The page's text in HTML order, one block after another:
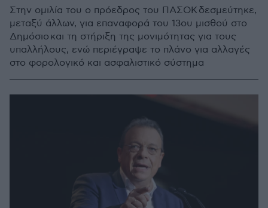
Στην ομιλία του ο πρόεδρος του ΠΑΣΟΚ δεσμεύτηκε,
μεταξύ άλλων, για επαναφορά του 13ου μισθού στο
Δημόσιο και τη στήριξη της μονιμότητας για τους
υπαλλήλους, ενώ περιέγραψε το πλάνο για αλλαγές
στο φορολογικό και ασφαλιστικό σύστημα